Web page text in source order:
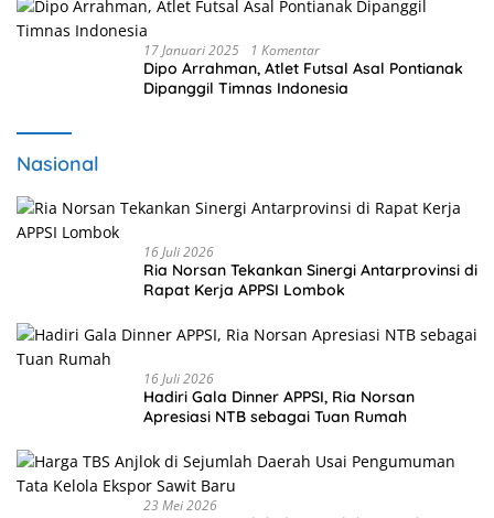
17 Januari 2025 1 Komentar
Dipo Arrahman, Atlet Futsal Asal Pontianak
Dipanggil Timnas Indonesia
Nasional
16 Juli 2026
Ria Norsan Tekankan Sinergi Antarprovinsi di
Rapat Kerja APPSI Lombok
16 Juli 2026
Hadiri Gala Dinner APPSI, Ria Norsan
Apresiasi NTB sebagai Tuan Rumah
23 Mei 2026